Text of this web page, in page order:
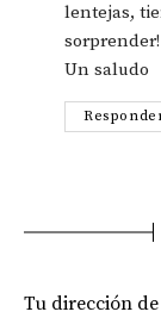
lentejas,
sorprender!
Un saludo
Tu dirección